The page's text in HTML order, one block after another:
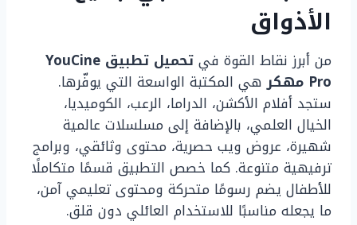
الأذواق
من أبرز نقاط القوة في
تحميل تطبيق YouCine
Pro مهكر
هي المكتبة الواسعة التي يوفّرها.
ستجد أفلام الأكشن، الدراما، الرعب، الكوميديا،
الخيال العلمي، بالإضافة إلى مسلسلات عالمية
شهيرة، عروض ويب حصرية، محتوى وثائقي، وبرامج
ترفيهية متنوعة. كما خصص التطبيق قسمًا متكاملًا
للأطفال يضم رسومًا متحركة ومحتوى تعليمي آمن،
ما يجعله مناسبًا للاستخدام العائلي دون قلق.